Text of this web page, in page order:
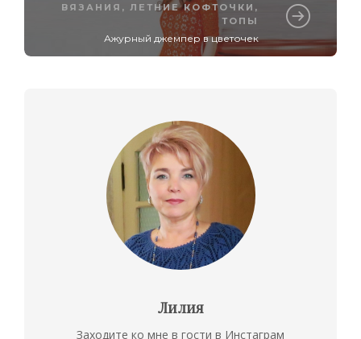
ВЯЗАНИЯ , ЛЕТНИЕ КОФТОЧКИ,
ТОПЫ
Ажурный джемпер в цветочек
Лилия
Заходите ко мне в гости в Инстаграм